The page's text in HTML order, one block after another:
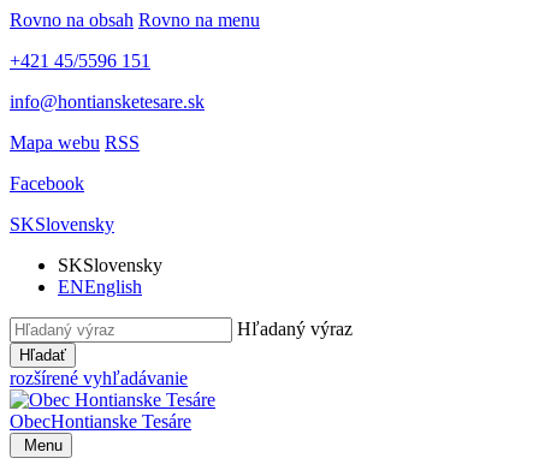
Rovno na obsah Rovno na menu
+421 45/5596 151
info@hontiansketesare.sk
Mapa webu RSS
Facebook
SKSlovensky
SKSlovensky
ENEnglish
Hľadaný výraz
Hľadať
rozšírené vyhľadávanie
ObecHontianske Tesáre
Menu